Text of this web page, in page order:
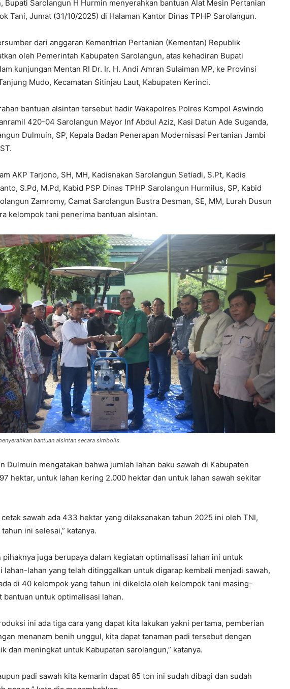
Bupati Sarolangun H Hurmin menyerahkan bantuan Alat Mesin Pertanian
Tani, Jumat (31/10/2025) di Halaman Kantor Dinas TPHP Sarolangun.
dari anggaran Kementrian Pertanian (Kementan) Republik
oleh Pemerintah Kabupaten Sarolangun, atas kehadiran Bupati
kunjungan Mentan RI Dr. Ir. H. Andi Amran Sulaiman MP, ke Provinsi
Mudo, Kecamatan Sitinjau Laut, Kabupaten Kerinci.
bantuan alsintan tersebut hadir Wakapolres Polres Kompol Aswindo
420-04 Sarolangun Mayor Inf Abdul Aziz, Kasi Datun Ade Suganda,
Dulmuin, SP, Kepala Badan Penerapan Modernisasi Pertanian Jambi
AKP Tarjono, SH, MH, Kadisnakan Sarolangun Setiadi, S.Pt, Kadis
S.Pd, M.Pd, Kabid PSP Dinas TPHP Sarolangun Hurmilus, SP, Kabid
Zamromy, Camat Sarolangun Bustra Desman, SE, MM, Lurah Dusun
kelompok tani penerima bantuan alsintan.
bantuan alsintan secara simbolis
Dulmuin mengatakan bahwa jumlah lahan baku sawah di Kabupaten
hektar, untuk lahan kering 2.000 hektar dan untuk lahan sawah sekitar
sawah ada 433 hektar yang dilaksanakan tahun 2025 ini oleh TNI,
ini selesai,” katanya.
juga berupaya dalam kegiatan optimalisasi lahan ini untuk
lahan-lahan yang telah ditinggalkan untuk digarap kembali menjadi sawah,
di 40 kelompok yang tahun ini dikelola oleh kelompok tani masing-
bantuan untuk optimalisasi lahan.
ini ada tiga cara yang dapat kita lakukan yakni pertama, pemberian
menanam benih unggul, kita dapat tanaman padi tersebut dengan
dan meningkat untuk Kabupaten sarolangun,” katanya.
padi sawah kita kemarin dapat 85 ton ini sudah dibagi dan sudah